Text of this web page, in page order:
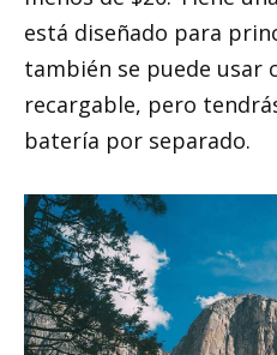
está diseñado para
también se puede usar
recargable, pero
batería por separado.